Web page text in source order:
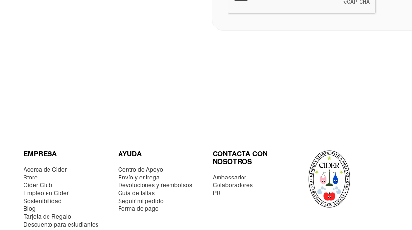
EMPRESA
Acerca de Cider
Store
Cider Club
Empleo en Cider
Sostenibilidad
Blog
Tarjeta de Regalo
Descuento para estudiantes
AYUDA
Centro de Apoyo
Envío y entrega
Devoluciones y reembolsos
Guía de tallas
Seguir mi pedido
Forma de pago
CONTACTA CON
NOSOTROS
Ambassador
Colaboradores
PR